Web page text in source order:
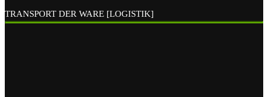
TRANSPORT DER WARE [LOGISTIK]